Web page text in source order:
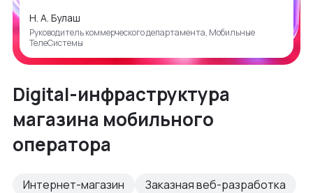
Н. А. Булаш
Руководитель коммерческого департамента, Мобильные
ТелеСистемы
Digital-инфраструктура
магазина мобильного
оператора
Интернет-магазин
Заказная веб-разработка